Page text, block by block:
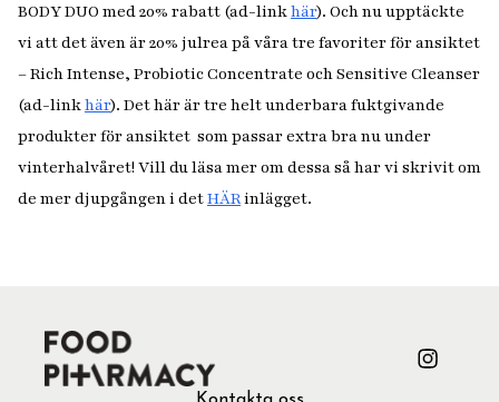
BODY DUO med 20% rabatt (ad-linkhär). Och nu upptäckte
vi att det även är 20% julrea på våra tre favoriter för ansiktet
– Rich Intense, Probiotic Concentrate och Sensitive Cleanser
(ad-linkhär). Det här är tre helt underbara fuktgivande
produkter för ansiktet som passar extra bra nu under
vinterhalvåret! Vill du läsa mer om dessa så har vi skrivit om
de mer djupgången i detHÄRinlägget.